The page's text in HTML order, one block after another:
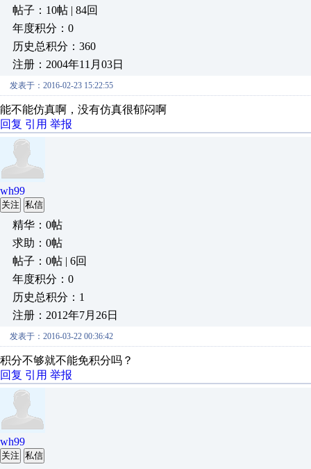
帖子：10帖 | 84回
年度积分：0
历史总积分：360
注册：2004年11月03日
发表于：2016-02-23 15:22:55
能不能仿真啊，没有仿真很郁闷啊
回复 引用 举报
wh99
关注 私信
精华：0帖
求助：0帖
帖子：0帖 | 6回
年度积分：0
历史总积分：1
注册：2012年7月26日
发表于：2016-03-22 00:36:42
积分不够就不能免积分吗？
回复 引用 举报
wh99
关注 私信